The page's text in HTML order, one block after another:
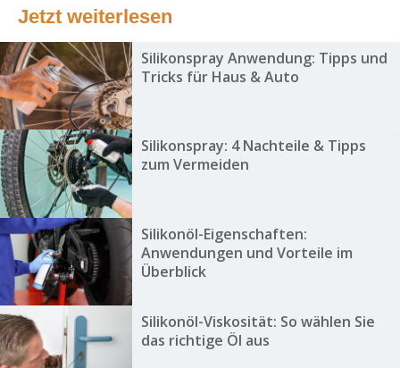
Jetzt weiterlesen
Silikonspray Anwendung: Tipps und
Tricks für Haus & Auto
Silikonspray: 4 Nachteile & Tipps
zum Vermeiden
Silikonöl-Eigenschaften:
Anwendungen und Vorteile im
Überblick
Silikonöl-Viskosität: So wählen Sie
das richtige Öl aus